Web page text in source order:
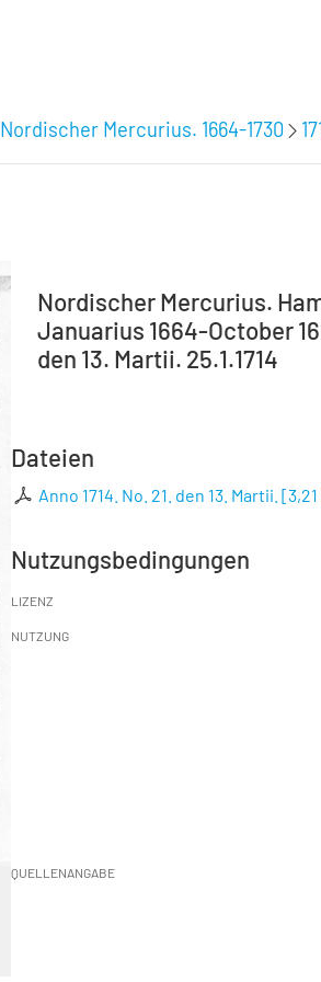
Nordischer Mercurius. 1664-1730
Nordischer Mercurius.
Januarius 1664-October
den 13. Martii. 25.1.1714
Dateien
Anno 1714. No. 21. den 13. Martii. [3,21
Nutzungsbedingungen
LIZENZ
NUTZUNG
QUELLENANGABE